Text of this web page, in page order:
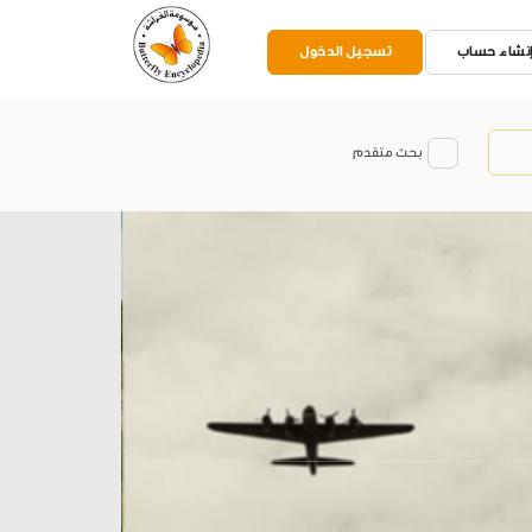
إنشاء حساب تسجيل الدخول
بحث متقدم